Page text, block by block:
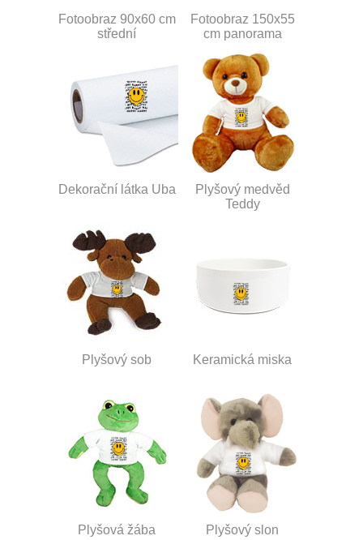
Fotoobraz 90x60 cm
střední
Fotoobraz 150x55
cm panorama
Dekorační látka Uba
Plyšový medvěd
Teddy
Plyšový sob Keramická miska
Plyšová žába Plyšový slon